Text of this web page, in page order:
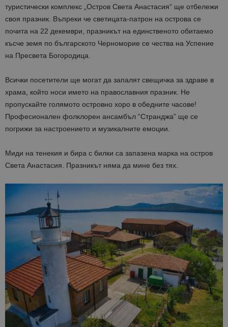
туристически комплекс „Остров Света Анастасия“ ще отбележи
своя празник. Въпреки че светицата-патрон на острова се
почита на 22 декември, празникът на единственото обитаемо
късче земя по българското Черноморие се чества на Успение
на Пресвета Богородица.
Всички посетители ще могат да запалят свещичка за здраве в
храма, който носи името на православния празник. Не
пропускайте голямото островно хоро в обедните часове!
Професионален фолклорен ансамбъл “Странджа” ще се
погрижи за настроението и музикалните емоции.
Миди на тенекия и бира с билки са запазена марка на остров
Света Анастасия. Празникът няма да мине без тях.